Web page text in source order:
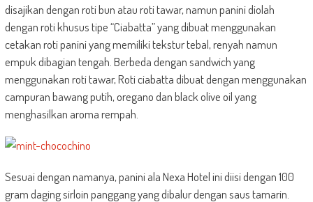
disajikan dengan roti bun atau roti tawar, namun panini diolah
dengan roti khusus tipe “Ciabatta” yang dibuat menggunakan
cetakan roti panini yang memiliki tekstur tebal, renyah namun
empuk dibagian tengah. Berbeda dengan sandwich yang
menggunakan roti tawar, Roti ciabatta dibuat dengan menggunakan
campuran bawang putih, oregano dan black olive oil yang
menghasilkan aroma rempah.
Sesuai dengan namanya, panini ala Nexa Hotel ini diisi dengan 100
gram daging sirloin panggang yang dibalur dengan saus tamarin.